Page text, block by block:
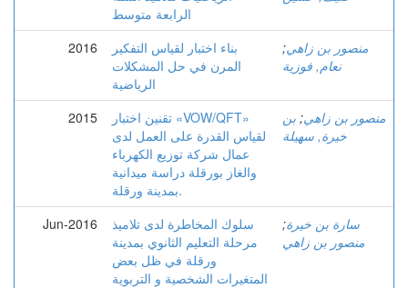
الرابعة متوسط
2016
بناء اختبار لقياس التفكير
المرن في حل المشكلات
الرياضية
منصور بن زاهي;
نعام, فوزية
2015
تقنين اختبار «VOW/QFT»
لقياس القدرة على العمل لدى
عمال شركة توزيع الكهرباء
والغاز بورقلة دراسة ميدانية
بمدينة ورقلة.
منصور بن زاهي; بن
خيرة, سهيلة
Jun-2016
سلوك المخاطرة لدى تلاميذ
مرحلة التعليم الثانوي بمدينة
ورقلة في ظل بعض
المتغيرات الشخصية و التربوية
سارة بن خيرة;
منصور بن زاهي